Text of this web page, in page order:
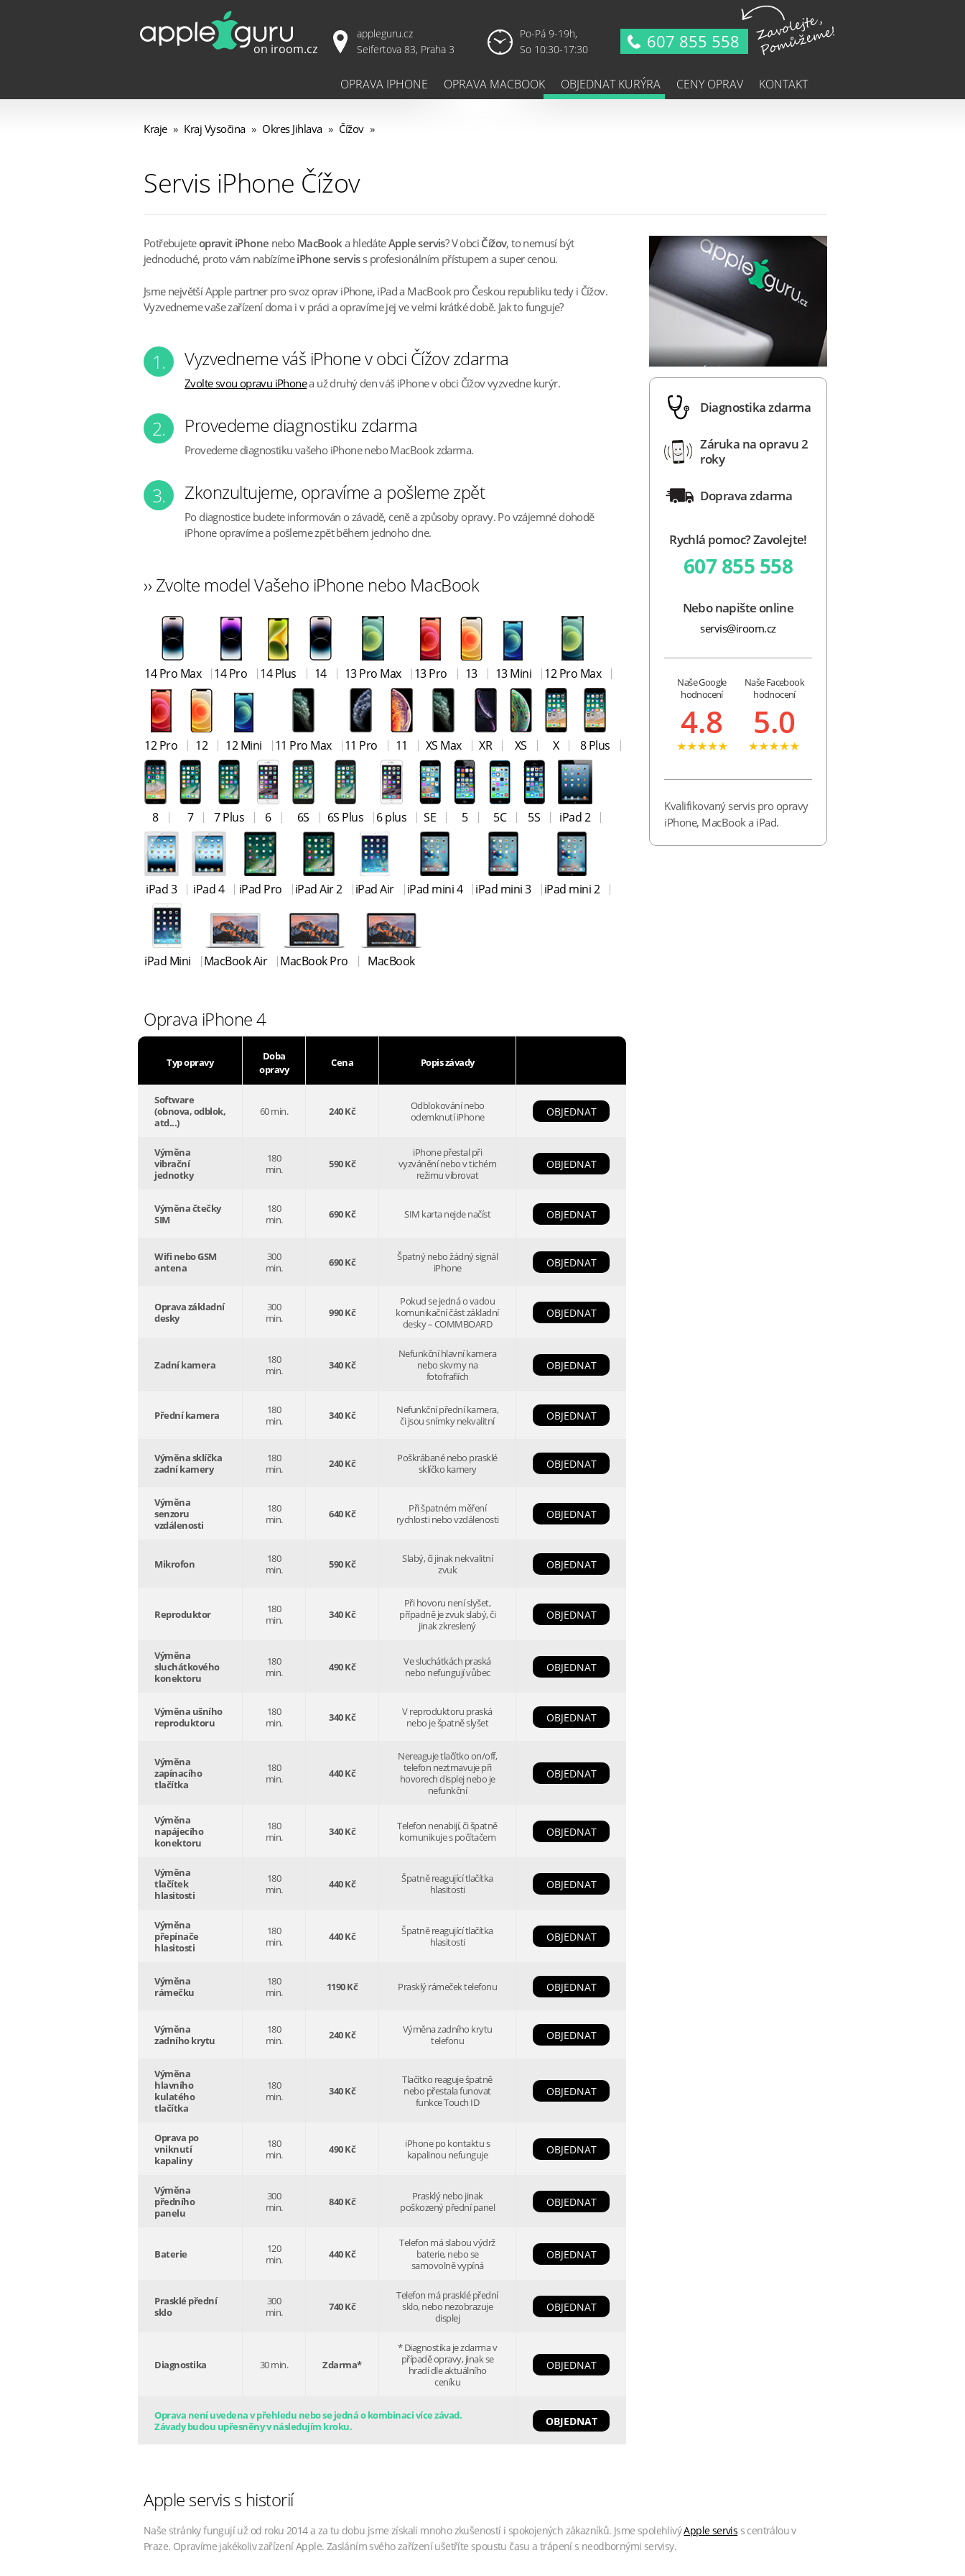
appleguru.cz
Seifertova 83, Praha 3
Po-Pá 9-19h,
So 10:30-17:30
607 855 558
OPRAVA IPHONE OPRAVA MACBOOK OBJEDNAT KURÝRA CENY OPRAV KONTAKT
Kraje » Kraj Vysočina » Okres Jihlava » Čížov »
Servis iPhone Čížov
Potřebujeteopravit iPhone neboMacBooka hledáteApple servis? V obciČížov, to nemusí být
jednoduché, proto vám nabízímeiPhone serviss profesionálním přístupem a super cenou.
Jsme největší Apple partner pro svoz oprav iPhone, iPad a MacBook pro Českou republiku tedy i Čížov.
Vyzvedneme vaše zařízení doma i v práci a opravíme jej ve velmi krátké době. Jak to funguje?
1. Vyzvedneme váš iPhone v obci Čížov zdarma
Zvolte svou opravu iPhonea už druhý den váš iPhone v obci Čížov vyzvedne kurýr.
2. Provedeme diagnostiku zdarma
Provedeme diagnostiku vašeho iPhone nebo MacBook zdarma.
3. Zkonzultujeme, opravíme a pošleme zpět
Po diagnostice budete informován o závadě, ceně a způsoby opravy. Po vzájemné dohodě
iPhone opravíme a pošleme zpět během jednoho dne.
›› Zvolte model Vašeho iPhone nebo MacBook
14 Pro Max 14 Pro 14 Plus 14 13 Pro Max 13 Pro 13 13 Mini 12 Pro Max
12 Pro 12 12 Mini 11 Pro Max 11 Pro 11 XS Max XR XS X 8 Plus
8 7 7 Plus 6 6S 6S Plus 6 plus SE 5 5C 5S iPad 2
iPad 3 iPad 4 iPad Pro iPad Air 2 iPad Air iPad mini 4 iPad mini 3 iPad mini 2
iPad Mini MacBook Air MacBook Pro MacBook
Oprava iPhone 4
Typ opravy
Doba
opravy
Cena Popis závady
Software
(obnova, odblok,
atd...)
60 min. 240 Kč
Odblokování nebo
odemknutí iPhone
OBJEDNAT
Výměna
vibrační
jednotky
180
min.
590 Kč
iPhone přestal při
vyzvánění nebo v tichém
režimu vibrovat
OBJEDNAT
Výměna čtečky
SIM
180
min.
690 Kč SIM karta nejde načíst OBJEDNAT
Wifi nebo GSM
antena
300
min.
690 Kč
Špatný nebo žádný signál
iPhone
OBJEDNAT
Oprava základní
desky
300
min.
990 Kč
Pokud se jedná o vadou
komunikační část základní
desky – COMMBOARD
OBJEDNAT
Zadní kamera
180
min.
340 Kč
Nefunkční hlavní kamera
nebo skvrny na
fotofrafiích
OBJEDNAT
Přední kamera
180
min.
340 Kč
Nefunkční přední kamera,
či jsou snímky nekvalitní
OBJEDNAT
Výměna sklíčka
zadní kamery
180
min.
240 Kč
Poškrábané nebo prasklé
sklíčko kamery
OBJEDNAT
Výměna
senzoru
vzdálenosti
180
min.
640 Kč
Při špatném měření
rychlosti nebo vzdálenosti
OBJEDNAT
Mikrofon
180
min.
590 Kč
Slabý, či jinak nekvalitní
zvuk
OBJEDNAT
Reproduktor
180
min.
340 Kč
Při hovoru není slyšet,
případně je zvuk slabý, či
jinak zkreslený
OBJEDNAT
Výměna
sluchátkového
konektoru
180
min.
490 Kč
Ve sluchátkách praská
nebo nefungují vůbec
OBJEDNAT
Výměna ušního
reproduktoru
180
min.
340 Kč
V reproduktoru praská
nebo je špatně slyšet
OBJEDNAT
Výměna
zapínacího
tlačítka
180
min.
440 Kč
Nereaguje tlačítko on/off,
telefon neztmavuje při
hovorech displej nebo je
nefunkční
OBJEDNAT
Výměna
napájecího
konektoru
180
min.
340 Kč
Telefon nenabijí, či špatně
komunikuje s počítačem
OBJEDNAT
Výměna
tlačítek
hlasitosti
180
min.
440 Kč
Špatně reagující tlačítka
hlasitosti
OBJEDNAT
Výměna
přepínače
hlasitosti
180
min.
440 Kč
Špatně reagující tlačítka
hlasitosti
OBJEDNAT
Výměna
rámečku
180
min.
1190 Kč Prasklý rámeček telefonu OBJEDNAT
Výměna
zadního krytu
180
min.
240 Kč
Výměna zadního krytu
telefonu
OBJEDNAT
Výměna
hlavního
kulatého
tlačítka
180
min.
340 Kč
Tlačítko reaguje špatně
nebo přestala funovat
funkce Touch ID
OBJEDNAT
Oprava po
vniknutí
kapaliny
180
min.
490 Kč
iPhone po kontaktu s
kapalinou nefunguje
OBJEDNAT
Výměna
předního
panelu
300
min.
840 Kč
Prasklý nebo jinak
poškozený přední panel
OBJEDNAT
Baterie
120
min.
440 Kč
Telefon má slabou výdrž
baterie, nebo se
samovolně vypíná
OBJEDNAT
Prasklé přední
sklo
300
min.
740 Kč
Telefon má prasklé přední
sklo, nebo nezobrazuje
displej
OBJEDNAT
Diagnostika 30 min. Zdarma*
* Diagnostika je zdarma v
případě opravy, jinak se
hradí dle aktuálního
ceníku
OBJEDNAT
Oprava není uvedena v přehledu nebo se jedná o kombinaci více závad.
Závady budou upřesněny v následujím kroku.
OBJEDNAT
Diagnostika zdarma
Záruka na opravu 2
roky
Doprava zdarma
Rychlá pomoc? Zavolejte!
607 855 558
Nebo napište online
servis@iroom.cz
Naše Google
hodnocení
4.8
Naše Facebook
hodnocení
5.0
Kvalifikovaný servis pro opravy
iPhone, MacBook a iPad.
Apple servis s historií
Naše stránky fungují už od roku 2014 a za tu dobu jsme získali mnoho zkušeností i spokojených zákazníků. Jsme spolehlivýApple servis s centrálou v
Praze. Opravíme jakékoliv zařízení Apple. Zasláním svého zařízení ušetříte spoustu času a trápení s neodbornými servisy.